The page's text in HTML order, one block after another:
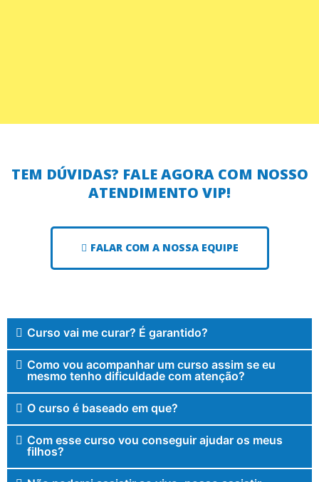
TEM DÚVIDAS? FALE AGORA COM NOSSO
ATENDIMENTO VIP!
FALAR COM A NOSSA EQUIPE
Curso vai me curar? É garantido?
Como vou acompanhar um curso assim se eu
mesmo tenho dificuldade com atenção?
O curso é baseado em que?
Com esse curso vou conseguir ajudar os meus
filhos?